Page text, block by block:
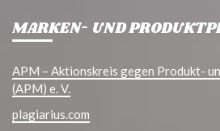
MARKEN- UND
APM – Aktionskreis gegen Produkt-
(APM) e. V.
plagiarius.com